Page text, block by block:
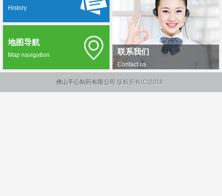
联系我们
Contact us
History
地图导航
Map navigation
佛山手心制药有限公司 版权所有(C)2018